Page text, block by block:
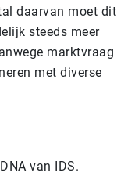
daarvan moet dit
steeds meer
marktvraag
met diverse
van IDS.